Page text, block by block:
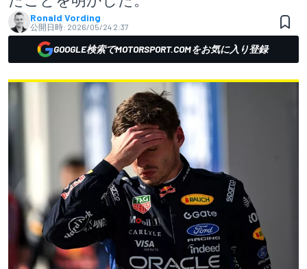
Ronald Vording
公開日時: 2026/05/24 2:37
GOOGLE検索でMOTORSPORT.COMをお気に入り登録